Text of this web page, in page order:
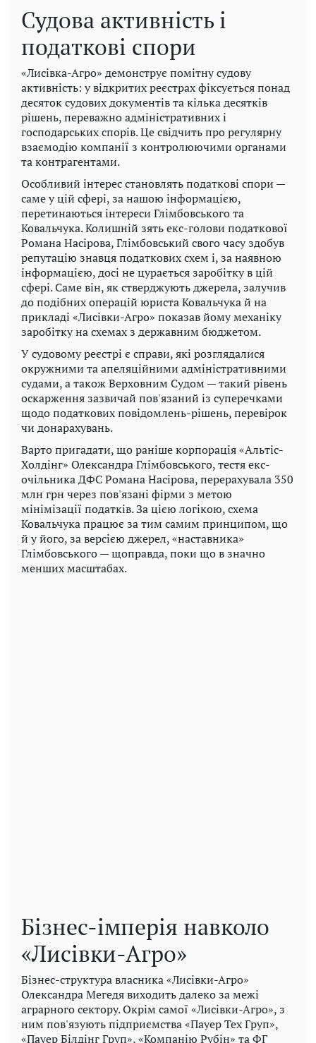
Судова активність і
податкові спори
«Лисівка-Агро» демонструє помітну судову
активність: у відкритих реєстрах фіксується понад
десяток судових документів та кілька десятків
рішень, переважно адміністративних і
господарських спорів. Це свідчить про регулярну
взаємодію компанії з контролюючими органами
та контрагентами.
Особливий інтерес становлять податкові спори —
саме у цій сфері, за нашою інформацією,
перетинаються інтереси Глімбовського та
Ковальчука. Колишній зять екс-голови податкової
Романа Насірова, Глімбовський свого часу здобув
репутацію знавця податкових схем і, за наявною
інформацією, досі не цурається заробітку в цій
сфері. Саме він, як стверджують джерела, залучив
до подібних операцій юриста Ковальчука й на
прикладі «Лисівки-Агро» показав йому механіку
заробітку на схемах з державним бюджетом.
У судовому реєстрі є справи, які розглядалися
окружними та апеляційними адміністративними
судами, а також Верховним Судом — такий рівень
оскарження зазвичай пов'язаний із суперечками
щодо податкових повідомлень-рішень, перевірок
чи донарахувань.
Варто пригадати, що раніше корпорація «Альтіс-
Холдінг» Олександра Глімбовського, тестя екс-
очільника ДФС Романа Насірова, перерахувала 350
млн грн через пов'язані фірми з метою
мінімізації податків. За цією логікою, схема
Ковальчука працює за тим самим принципом, що
й у його, за версією джерел, «наставника»
Глімбовського — щоправда, поки що в значно
менших масштабах.
Бізнес-імперія навколо
«Лисівки-Агро»
Бізнес-структура власника «Лисівки-Агро»
Олександра Мегедя виходить далеко за межі
аграрного сектору. Окрім самої «Лисівки-Агро», з
ним пов'язують підприємства «Пауер Тех Груп»,
«Пауер Білдінг Груп», «Компанію Рубін» та ФГ